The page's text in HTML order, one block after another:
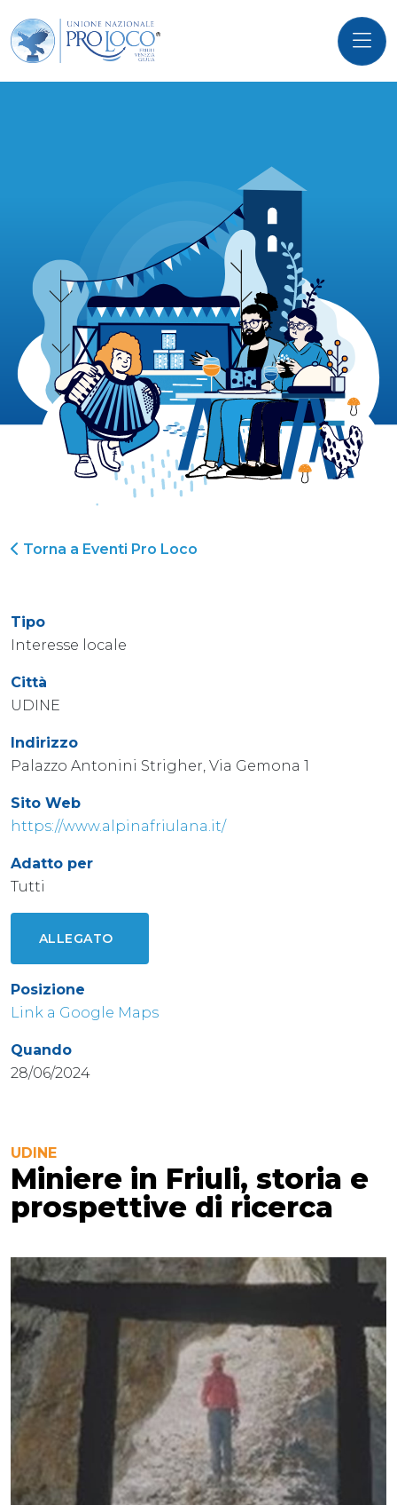
Torna a Eventi Pro Loco
Tipo
Interesse locale
Città
UDINE
Indirizzo
Palazzo Antonini Strigher, Via Gemona 1
Sito Web
https://www.alpinafriulana.it/
Adatto per
Tutti
ALLEGATO
Posizione
Link a Google Maps
Quando
28/06/2024
UDINE
Miniere in Friuli, storia e
prospettive di ricerca